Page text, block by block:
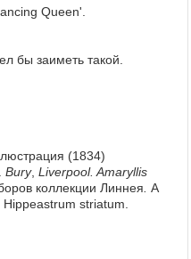
Queen'.
бы заиметь такой.
(1834)
Bury, Liverpool. Amaryllis
коллекции Линнея А
striatum.